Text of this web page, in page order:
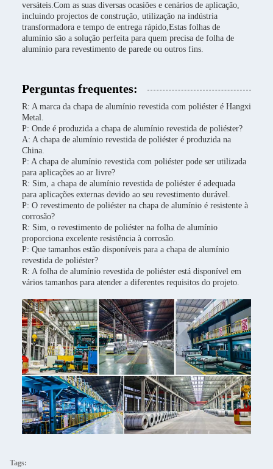
versáteis.Com as suas diversas ocasiões e cenários de aplicação,
incluindo projectos de construção, utilização na indústria
transformadora e tempo de entrega rápido,Estas folhas de
alumínio são a solução perfeita para quem precisa de folha de
alumínio para revestimento de parede ou outros fins.
Perguntas frequentes:
R: A marca da chapa de alumínio revestida com poliéster é Hangxi
Metal.
P: Onde é produzida a chapa de alumínio revestida de poliéster?
A: A chapa de alumínio revestida de poliéster é produzida na
China.
P: A chapa de alumínio revestida com poliéster pode ser utilizada
para aplicações ao ar livre?
R: Sim, a chapa de alumínio revestida de poliéster é adequada
para aplicações externas devido ao seu revestimento durável.
P: O revestimento de poliéster na chapa de alumínio é resistente à
corrosão?
R: Sim, o revestimento de poliéster na folha de alumínio
proporciona excelente resistência à corrosão.
P: Que tamanhos estão disponíveis para a chapa de alumínio
revestida de poliéster?
R: A folha de alumínio revestida de poliéster está disponível em
vários tamanhos para atender a diferentes requisitos do projeto.
Tags: